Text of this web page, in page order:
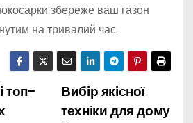
збереже ваш газон
на тривалий час.
Вибір якісної
техніки для дому
топ-